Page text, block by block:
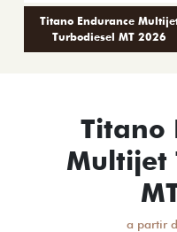
Titano Endurance
Turbodiesel MT 2026
Titano
Multijet
a partir